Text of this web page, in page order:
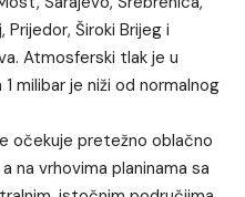
Prijedor, Široki Brijeg i
Atmosferski tlak je u
milibar je niži od normalnog
očekuje pretežno oblačno
na vrhovima planinama sa